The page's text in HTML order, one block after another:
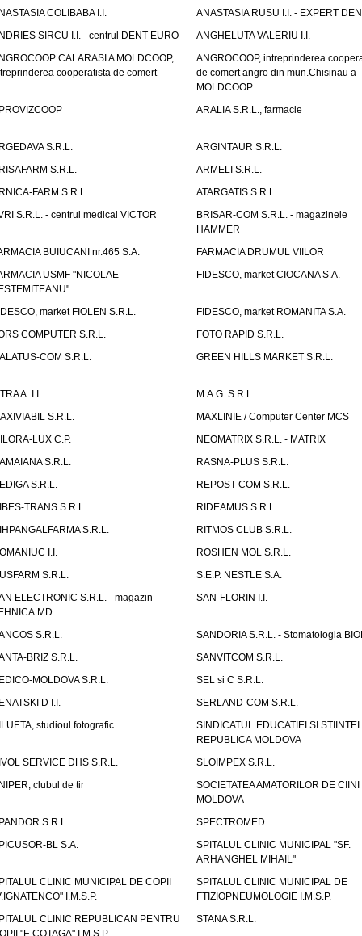
COLIBABA I.I.
ANASTASIA RUSU I.I. - EXPERT
SIRCU I.I. - centrul DENT-EURO
ANGHELUTA VALERIU I.I.
CALARASI A MOLDCOOP,
cooperatista de comert
ANGROCOOP, intreprinderea
de comert angro din mun.Chisinau a
MOLDCOOP
ARALIA S.R.L., farmacie
S.R.L.
ARGINTAUR S.R.L.
S.R.L.
ARMELI S.R.L.
FARM S.R.L.
ATARGATIS S.R.L.
S.R.L. - centrul medical VICTOR
BRISAR-COM S.R.L. - magazinele
HAMMER
BUIUCANI nr.465 S.A.
FARMACIA DRUMUL VIILOR
USMF "NICOLAE
FIDESCO, market CIOCANA S.A.
market FIOLEN S.R.L.
FIDESCO, market ROMANITA S.A.
COMPUTER S.R.L.
FOTO RAPID S.R.L.
COM S.R.L.
GREEN HILLS MARKET S.R.L.
A. I.I.
M.A.G. S.R.L.
S.R.L.
MAXLINIE / Computer Center MCS
LUX C.P.
NEOMATRIX S.R.L. - MATRIX
S.R.L.
RASNA-PLUS S.R.L.
S.R.L.
REPOST-COM S.R.L.
TRANS S.R.L.
RIDEAMUS S.R.L.
S.R.L.
RITMOS CLUB S.R.L.
I.I.
ROSHEN MOL S.R.L.
S.R.L.
S.E.P. NESTLE S.A.
ELECTRONIC S.R.L. - magazin
SAN-FLORIN I.I.
S.R.L.
SANDORIA S.R.L. - Stomatologia
BRIZ S.R.L.
SANVITCOM S.R.L.
MOLDOVA S.R.L.
SEL si C S.R.L.
D I.I.
SERLAND-COM S.R.L.
studioul fotografic
SINDICATUL EDUCATIEI SI STIINTEI
REPUBLICA MOLDOVA
SERVICE DHS S.R.L.
SLOIMPEX S.R.L.
clubul de tir
SOCIETATEA AMATORILOR DE CIINI
MOLDOVA
S.R.L.
SPECTROMED
BL S.A.
SPITALUL CLINIC MUNICIPAL "SF.
ARHANGHEL MIHAIL"
CLINIC MUNICIPAL DE COPII
I.M.S.P.
SPITALUL CLINIC MUNICIPAL DE
FTIZIOPNEUMOLOGIE I.M.S.P.
CLINIC REPUBLICAN PENTRU
"E.COTAGA" I.M.S.P.
STANA S.R.L.